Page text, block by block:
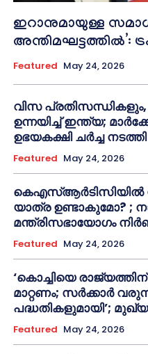
ഇറാനുമായുള്ള
അന്തിമഘട്ടത്തിൽ‌’:
Featured May 24, 2026
വിസ
ഉന്നയിച്ച് ഇന്ത്യ;
ഉഭയകക്ഷി ചർച്ച
Featured May 24, 2026
കെഎസ്ആർടിസിയിൽ
യാത്ര ഉണ്ടാകുമോ? ;
മന്ത്രിസഭായോഗം
Featured May 24, 2026
‘കൊച്ചിയെ
മാറ്റണം; സർക്കാർ
പദ്ധതികളുമായി’;
Featured May 24, 2026